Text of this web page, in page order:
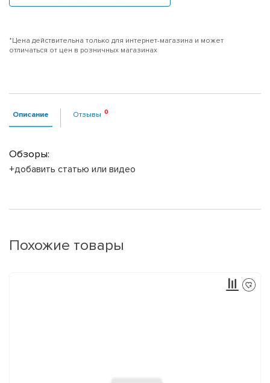
*Цена действительна только для интернет-магазина и может
отличаться от цен в розничных магазинах
Описание Отзывы
Обзоры:
+добавить статью или видео
Похожие товары